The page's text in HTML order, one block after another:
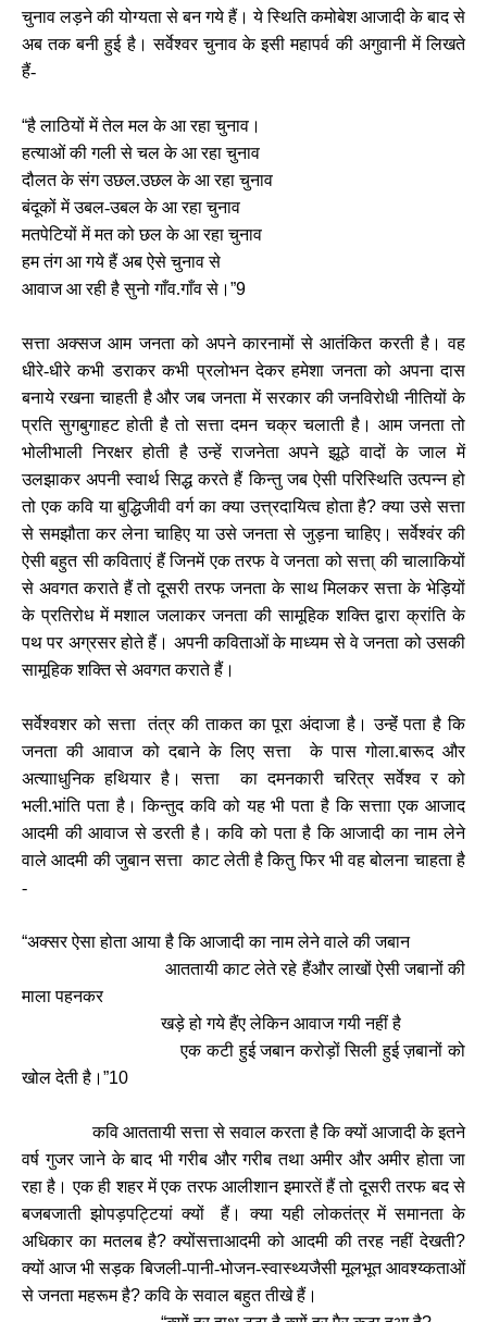
चुनाव लड़ने की योग्यता से बन गये हैं। ये स्थिति कमोबेश आजादी के बाद से
अब तक बनी हुई है। सर्वेश्वर चुनाव के इसी महापर्व की अगुवानी में लिखते
हैं-
“है लाठियों में तेल मल के आ रहा चुनाव।
हत्याओं की गली से चल के आ रहा चुनाव
दौलत के संग उछल.उछल के आ रहा चुनाव
बंदूकों में उबल-उबल के आ रहा चुनाव
मतपेटियों में मत को छल के आ रहा चुनाव
हम तंग आ गये हैं अब ऐसे चुनाव से
आवाज आ रही है सुनो गाँव.गाँव से। ”9
सत्ता अक्सज आम जनता को अपने कारनामों से आतंकित करती है। वह
धीरे-धीरे कभी डराकर कभी प्रलोभन देकर हमेशा जनता को अपना दास
बनाये रखना चाहती है और जब जनता में सरकार की जनविरोधी नीतियों के
प्रति सुगबुगाहट होती है तो सत्ता दमन चक्र चलाती है। आम जनता तो
भोलीभाली निरक्षर होती है उन्हें राजनेता अपने झूठे वादों के जाल में
उलझाकर अपनी स्वार्थ सि‍द्ध करते हैं किन्तु जब ऐसी परिस्थिति उत्पन्न‍ हो
तो एक कवि या बुद्धिजीवी वर्ग का क्या उत्त्रदायित्व होता है?क्या उसे सत्ता
से समझौता कर लेना चाहिए या उसे जनता से जुड़ना चाहिए। सर्वेश्वंर की
ऐसी बहुत सी कविताएं हैं जिनमें एक तरफ वे जनता को सत्ता् की चालाकियों
से अवगत कराते हैं तो दूसरी तरफ जनता के साथ मिलकर सत्ता के भेड़ि‍यों
के प्रतिरोध में मशाल जलाकर जनता की सामूहिक शक्ति द्वारा क्रांति के
पथ पर अग्रसर होते हैं। अपनी कविताओं के माध्यम से वे जनता को उसकी
सामूहिक शक्ति से अवगत कराते हैं।
सर्वेश्वशर को सत्ता तंत्र की ताकत का पूरा अंदाजा है। उन्हेंं पता है कि
जनता की आवाज को दबाने के लिए सत्ता के पास गोला.बारूद और
अत्यााधुनिक हथियार है। सत्ता का दमनकारी चरित्र सर्वेश्व र को
भली.भांति पता है। किन्तुद कवि को यह भी पता है कि सत्ताा एक आजाद
आदमी की आवाज से डरती है। कवि को पता है कि आजादी का नाम लेने
वाले आदमी की जुबान सत्ता काट लेती है कितु फिर भी वह बोलना चाहता है
-
“अक्सर ऐसा होता आया है कि आजादी का नाम लेने वाले की जबान
आततायी काट लेते रहे हैंऔर लाखों ऐसी जबानों की
माला पहनकर
खड़े हो गये हैंए लेकिन आवाज गयी नहीं है
एक कटी हुई जबान करोड़ों सिली हुई ज़बानों को
खोल देती है। ”10
कवि आततायी सत्ता से सवाल करता है कि क्यों आजादी के इतने
वर्ष गुजर जाने के बाद भी गरीब और गरीब तथा अमीर और अमीर होता जा
रहा है। एक ही शहर में एक तरफ आलीशान इमारतें हैं तो दूसरी तरफ बद से
बजबजाती झोपड़पट्टियां क्यों हैं। क्या यही लोकतंत्र में समानता के
अधिकार का मतलब है?क्योंसत्ताआदमी को आदमी की तरह नहीं देखती?
क्यों आज भी सड़क बिजली-पानी-भोजन-स्वा‍स्थ्यजैसी मूलभूत आवश्य्कताओं
से जनता महरूम है?कवि के सवाल बहुत तीखे हैं।